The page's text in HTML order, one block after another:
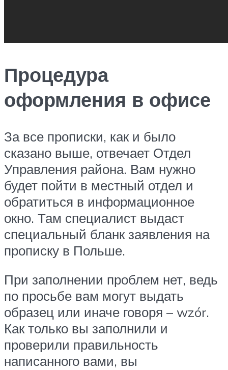
Процедура
оформления в офисе
За все прописки, как и было
сказано выше, отвечает Отдел
Управления района. Вам нужно
будет пойти в местный отдел и
обратиться в информационное
окно. Там специалист выдаст
специальный бланк заявления на
прописку в Польше.
При заполнении проблем нет, ведь
по просьбе вам могут выдать
образец или иначе говоря – wzór.
Как только вы заполнили и
проверили правильность
написанного вами, вы